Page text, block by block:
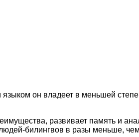
он владеет в меньшей
развивает память и
билингвов в разы меньше,